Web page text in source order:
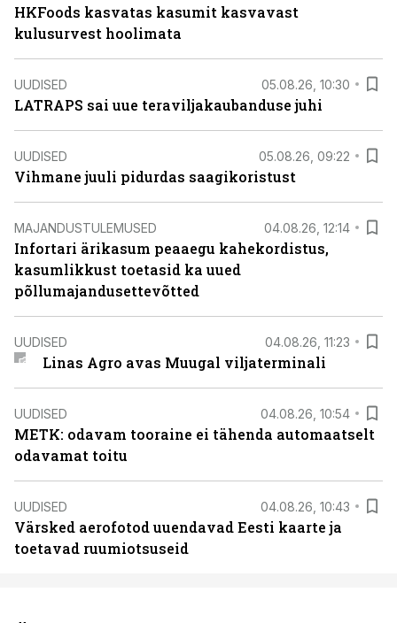
HKFoods kasvatas kasumit kasvavast
kulusurvest hoolimata
UUDISED 05.08.26, 10:30
LATRAPS sai uue teraviljakaubanduse juhi
UUDISED 05.08.26, 09:22
Vihmane juuli pidurdas saagikoristust
MAJANDUSTULEMUSED 04.08.26, 12:14
Infortari ärikasum peaaegu kahekordistus,
kasumlikkust toetasid ka uued
põllumajandusettevõtted
UUDISED 04.08.26, 11:23
Linas Agro avas Muugal viljaterminali
UUDISED 04.08.26, 10:54
METK: odavam tooraine ei tähenda automaatselt
odavamat toitu
UUDISED 04.08.26, 10:43
Värsked aerofotod uuendavad Eesti kaarte ja
toetavad ruumiotsuseid